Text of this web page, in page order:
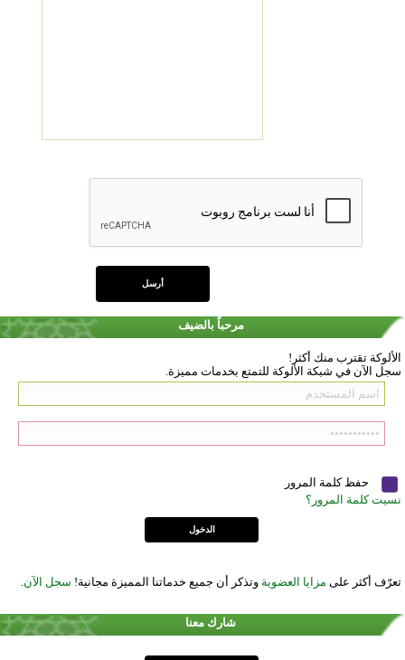
مرحباً بالضيف
الألوكة تقترب منك أكثر!
سجل الآن في شبكة الألوكة للتمتع بخدمات مميزة.
حفظ كلمة المرور
نسيت كلمة المرور؟
تعرّف أكثر على مزايا العضوية وتذكر أن جميع خدماتنا المميزة مجانية! سجل الآن
شارك معنا